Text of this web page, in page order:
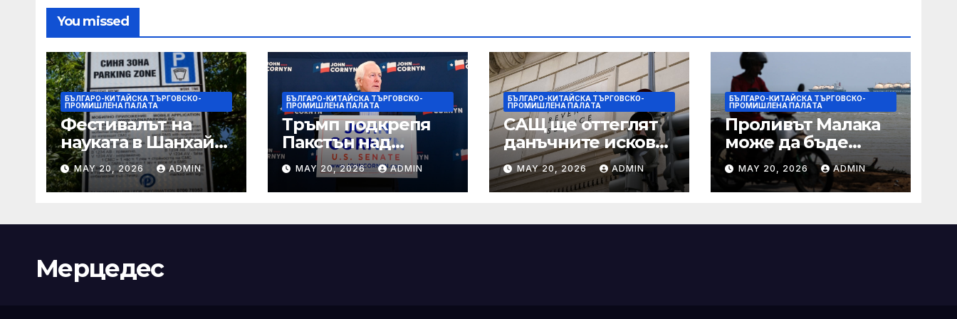
You missed
БЪЛГАРО-КИТАЙСКА ТЪРГОВСКО-
ПРОМИШЛЕНА ПАЛAТА
Фестивалът на
науката в Шанхай
2026 обещава
вълнуващи
научно-
иновации
MAY 20, 2026 ADMIN
БЪЛГАРО-КИТАЙСКА ТЪРГОВСКО-
ПРОМИШЛЕНА ПАЛAТА
Тръмп подкрепя
Пакстън над
Корнин за сенатор
от Тексас в
шокираща
MAY 20, 2026 ADMIN
БЪЛГАРО-КИТАЙСКА ТЪРГОВСКО-
ПРОМИШЛЕНА ПАЛAТА
САЩ ще оттеглят
данъчните искове
срещу Тръмп
„завинаги“ в
сделката за
MAY 20, 2026 ADMIN
БЪЛГАРО-КИТАЙСКА ТЪРГОВСКО-
ПРОМИШЛЕНА ПАЛAТА
Проливът Малака
може да бъде
следващата точка,
ако Азия не
внимава
MAY 20, 2026 ADMIN
Мерцедес